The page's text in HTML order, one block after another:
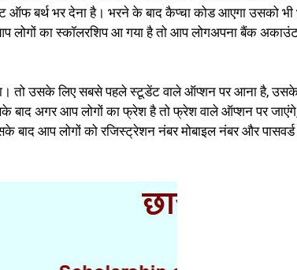
बर्थ भर देना है। भरने के बाद कैप्चा कोड आएगा उसको भी
लोगों का स्कॉलरशिप आ गया है तो आप लोगअपना बैंक
तो उसके लिए सबसे पहले स्टूडेंट वाले ऑप्शन पर आना है,
अगर आप लोगों का फ्रेश है तो फ्रेश वाले ऑप्शन पर
आप लोगों को रजिस्ट्रेशन नंबर मोबाइल नंबर और